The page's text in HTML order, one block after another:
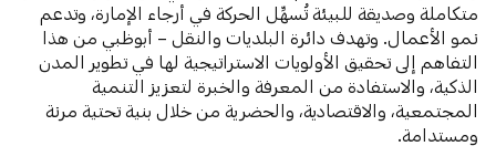
متكاملة وصديقة للبيئة تُسهِّل الحركة في أرجاء الإمارة، وتدعم
نمو الأعمال. وتهدف دائرة البلديات والنقل – أبوظبي من هذا
التفاهم إلى تحقيق الأولويات الاستراتيجية لها في تطوير المدن
الذكية، والاستفادة من المعرفة والخبرة لتعزيز التنمية
المجتمعية، والاقتصادية، والحضرية من خلال بنية تحتية مرنة
ومستدامة.